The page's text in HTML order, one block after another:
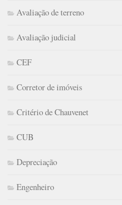
Avaliação de terreno
Avaliação judicial
CEF
Corretor de imóveis
Critério de Chauvenet
CUB
Depreciação
Engenheiro